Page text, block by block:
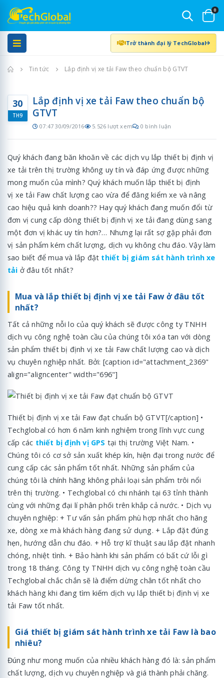
0
Trở thành đại lý TechGlobal
Trang chủ
Tin tức Lắp định vị xe tải Faw theo chuẩn bộ GTVT
30
TH9
Lắp định vị xe tải Faw theo chuẩn bộ
GTVT
07:47 30/09/2016 5.526 lượt xem 0 bình luận
Quý khách đang băn khoăn về các dịch vụ lắp thiết bị định vị
xe tải trên thị trường không uy tín và đáp ứng được những
mong muốn của mình? Quý khách muốn lắp thiết bị định
vị xe tải Faw chất lượng cao vừa để đăng kiểm xe và nâng
cao hiệu quả kinh doanh?? Hay quý khách đang muốn đổi từ
đơn vị cung cấp dòng thiết bị định vị xe tải đang dùng sang
một đơn vị khác uy tín hơn?… Nhưng lại rất sợ gặp phải đơn
vị sản phẩm kém chất lượng, dịch vụ không chu đáo. Vậy làm
sao biết để mua và lắp đặt thiết bị giám sát hành trình xe
tải ở đâu tốt nhất?
Mua và lắp thiết bị định vị xe tải Faw ở đâu tốt
nhất?
Tất cả những nỗi lo của quý khách sẽ được công ty TNHH
dịch vụ công nghệ toàn cầu của chúng tôi xóa tan với dòng
sản phẩm thiết bị định vị xe tải Faw chất lượng cao và dịch
vụ chuyên nghiệp nhất. Bởi: [caption id="attachment_2369"
align="aligncenter" width="696"]
Thiết bị định vị xe tải Faw đạt chuẩn bộ GTVT[/caption] •
Techglobal có hơn 6 năm kinh nghiệm trong lĩnh vực cung
cấp các thiết bị định vị GPS tại thị trường Việt Nam. •
Chúng tôi có cơ sở sản xuất khép kín, hiện đại trong nước để
cung cấp các sản phẩm tốt nhất. Những sản phẩm của
chúng tôi là chính hãng không phải loại sản phẩm trôi nổi
trên thị trường. • Techglobal có chi nhánh tại 63 tỉnh thành
cùng với những đại lí phân phối trên khắp cả nước. • Dịch vụ
chuyên nghiệp: + Tư vấn sản phẩm phù hợp nhất cho hãng
xe, dòng xe mà khách hàng đang sử dụng. + Lắp đặt đúng
hẹn, hướng dẫn chu đáo. + Hỗ trợ kĩ thuật sau lắp đặt nhanh
chóng, nhiệt tình. + Bảo hành khi sản phẩm có bất cứ lỗi gì
trong 18 tháng. Công ty TNHH dịch vụ công nghệ toàn cầu
Techglobal chắc chắn sẽ là điểm dừng chân tốt nhất cho
khách hàng khi đang tìm kiếm dịch vụ lắp thiết bị định vị xe
tải Faw tốt nhất.
Giá thiết bị giám sát hành trình xe tải Faw là bao
nhiêu?
Đúng như mong muốn của nhiều khách hàng đó là: sản phẩm
chất lượng, dịch vụ chuyên nghiệp và giá thành phải chăng.